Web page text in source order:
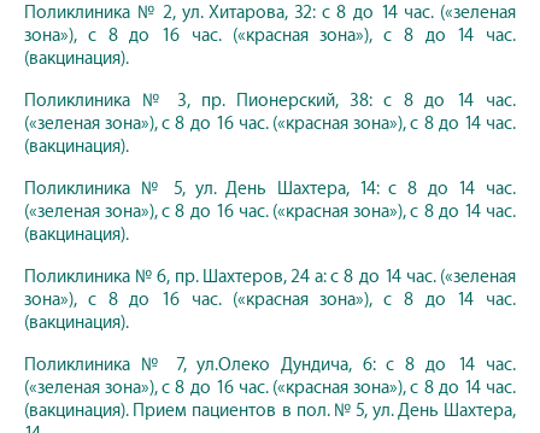
Поликлиника № 2, ул. Хитарова, 32: с 8 до 14 час. («зеленая
зона»), с 8 до 16 час. («красная зона»), с 8 до 14 час.
(вакцинация).
Поликлиника № 3, пр. Пионерский, 38: с 8 до 14 час.
(«зеленая зона»), с 8 до 16 час. («красная зона»), с 8 до 14 час.
(вакцинация).
Поликлиника № 5, ул. День Шахтера, 14: с 8 до 14 час.
(«зеленая зона»), с 8 до 16 час. («красная зона»), с 8 до 14 час.
(вакцинация).
Поликлиника № 6, пр. Шахтеров, 24 а: с 8 до 14 час. («зеленая
зона»), с 8 до 16 час. («красная зона»), с 8 до 14 час.
(вакцинация).
Поликлиника № 7, ул.Олеко Дундича, 6: с 8 до 14 час.
(«зеленая зона»), с 8 до 16 час. («красная зона»), с 8 до 14 час.
(вакцинация). Прием пациентов в пол. № 5, ул. День Шахтера,